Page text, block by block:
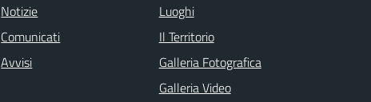
Notizie
Comunicati
Avvisi
Luoghi
Il Territorio
Galleria Fotografica
Galleria Video